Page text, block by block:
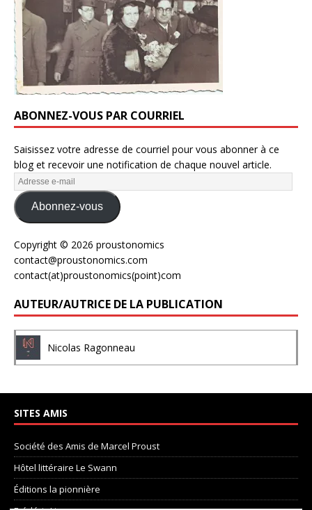
ABONNEZ-VOUS PAR COURRIEL
Saisissez votre adresse de courriel pour vous abonner à ce
blog et recevoir une notification de chaque nouvel article.
Abonnez-vous
Copyright © 2026 proustonomics
contact@proustonomics.com
contact(at)proustonomics(point)com
AUTEUR/AUTRICE DE LA PUBLICATION
Nicolas Ragonneau
SITES AMIS
Société des Amis de Marcel Proust
Hôtel littéraire Le Swann
Éditions la pionnière